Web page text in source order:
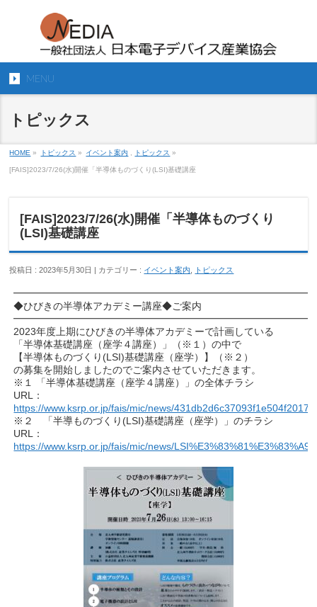
MENU
トピックス
HOME » トピックス » イベント案内 トピックス »
[FAIS]2023/7/26(水)開催「半導体ものづくり(LSI)基礎講座
[FAIS]2023/7/26(水)開催「半導体ものづくり
(LSI)基礎講座
投稿日 : 2023年5月30日 | カテゴリー : イベント案内 トピックス
◆ひびきの半導体アカデミー講座◆ご案内
2023年度上期にひびきの半導体アカデミーで計画している
「半導体基礎講座（座学４講座）」（※１）の中で
【半導体ものづくり(LSI)基礎講座（座学）】（※２）
の募集を開始しましたのでご案内させていただきます。
※１ 「半導体基礎講座（座学４講座）」の全体チラシ
URL：
https://www.ksrp.or.jp/fais/mic/news/
※２ 「半導ものづくり(LSI)基礎講座（座学）」のチラシ
URL：
https://www.ksrp.or.jp/fais/mic/news/